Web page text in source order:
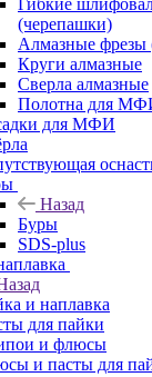
Гибкие
(черепашки)
Алмазные фрезы
Круги алмазные
Сверла алмазные
Полотна для
для МФИ
Назад
Буры
SDS-plus
и наплавка
для пайки
и флюсы
и пасты для